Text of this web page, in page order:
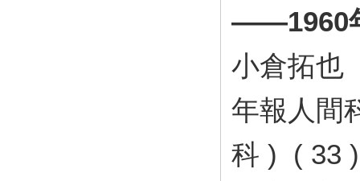
――1960
小倉拓也
年報人間
科 ) ( 33